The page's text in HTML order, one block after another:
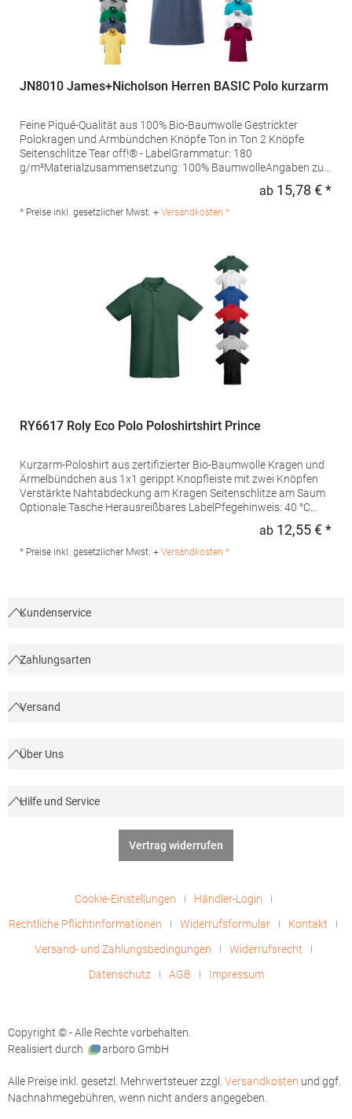
JN8010 James+Nicholson Herren BASIC Polo kurzarm
Feine Piqué-Qualität aus 100% Bio-Baumwolle Gestrickter
Polokragen und Armbündchen Knöpfe Ton in Ton 2 Knöpfe
Seitenschlitze Tear off!® - LabelGrammatur: 180
g/m²Materialzusammensetzung: 100% BaumwolleAngaben zur
GmbH Vor dem Weißen Stein 25-31 72461 Albstadt Deutschland
E-Mail: info@daiber.de
ab 15,78 € *
* Preise inkl. gesetzlicher Mwst. + Versandkosten *
RY6617 Roly Eco Polo Poloshirtshirt Prince
Kurzarm-Poloshirt aus zertifizierter Bio-Baumwolle Kragen und
Ärmelbündchen aus 1x1 gerippt Knopfleiste mit zwei Knöpfen
Verstärkte Nahtabdeckung am Kragen Seitenschlitze am Saum
Optionale Tasche Herausreißbares LabelPfegehinweis: 40 °C
g/m²Materialzusammensetzung: 100% Baumwolle (Heather
Grey: 85% Baumwolle / 15% Viskose)Angaben zur
ab 12,55 € *
* Preise inkl. gesetzlicher Mwst. + Versandkosten *
Kundenservice
Zahlungsarten
Versand
Über Uns
Hilfe und Service
Vertrag widerrufen
Cookie-Einstellungen
Händler-Login
Rechtliche Pflichtinformationen
Widerrufsformular
Kontakt
Versand- und Zahlungsbedingungen
Widerrufsrecht
Datenschutz
AGB Impressum
Copyright © - Alle Rechte vorbehalten.
Realisiert durch
arboro GmbH
Alle Preise inkl. gesetzl. Mehrwertsteuer zzgl. Versandkosten und ggf.
Nachnahmegebühren, wenn nicht anders angegeben.